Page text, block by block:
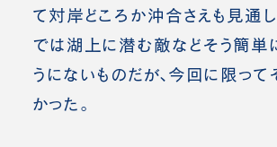
て対岸どころか沖合さえも見通
では湖上に潜む敵などそう簡単
うにないものだが、今回に限っ
かった。